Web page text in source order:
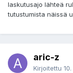
laskutusajo lähteä
tutustumista näissä
aric-z
Kirjoitettu